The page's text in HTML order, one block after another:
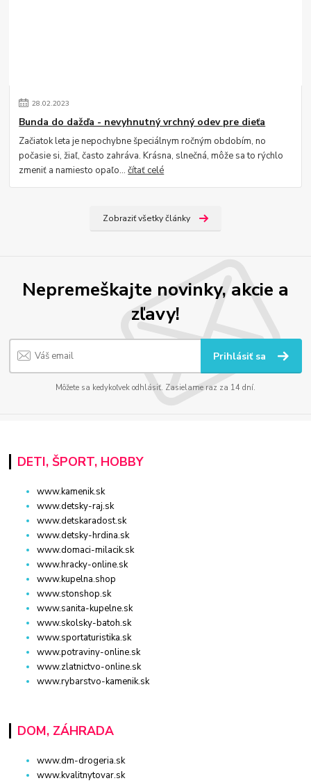
28.02.2023
Bunda do dažďa - nevyhnutný vrchný odev pre dieťa
Začiatok leta je nepochybne špeciálnym ročným obdobím, no
počasie si, žiaľ, často zahráva. Krásna, slnečná, môže sa to rýchlo
zmeniť a namiesto opaľo...čítať celé
Zobraziť všetky články
Nepremeškajte novinky, akcie a
zľavy!
Prihlásiť sa
Môžete sa kedykoľvek odhlásiť. Zasielame raz za 14 dní.
DETI, ŠPORT, HOBBY
www.kamenik.sk
www.detsky-raj.sk
www.detskaradost.sk
www.detsky-hrdina.sk
www.domaci-milacik.sk
www.hracky-online.sk
www.kupelna.shop
www.stonshop.sk
www.sanita-kupelne.sk
www.skolsky-batoh.sk
www.sportaturistika.sk
www.potraviny-online.sk
www.zlatnictvo-online.sk
www.rybarstvo-kamenik.sk
DOM, ZÁHRADA
www.dm-drogeria.sk
www.kvalitnytovar.sk